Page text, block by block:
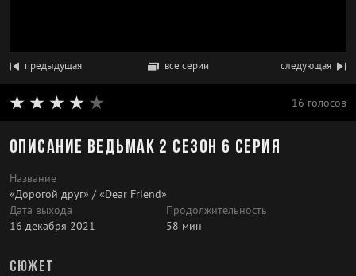
предыдущая все серии следующая
16 голосов
Описание Ведьмак 2 сезон 6 серия
Название
«Дорогой друг» / «Dear Friend»
Дата выхода
16 декабря 2021
Продолжительность
58 мин
Сюжет